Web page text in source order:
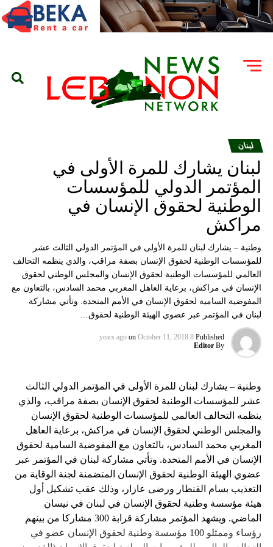
لبنان
لبنان يشارك للمرة الأولى في
المؤتمر الدولي للمؤسسات
الوطنية لحقوق الإنسان في
مراكش
وطنية – يشارك لبنان للمرة الأولى في المؤتمر الدولي الثالث عشر
للمؤسسات الوطنية لحقوق الإنسان بصفة مراقب، والذي ينظمه التحالف
العالمي للمؤسسات الوطنية لحقوق الإنسان والمجلس الوطني لحقوق
الإنسان في مراكش، برعاية العاهل المغربي محمد السادس، بالتعاون مع
المفوضية السامية لحقوق الإنسان في الأمم المتحدة. وتأتي مشاركة
لبنان في المؤتمر عبر عضوي الهيئة الوطنية لحقوق…
Published
8 years ago
on October 11, 2018
By
Editor
وطنية – يشارك لبنان للمرة الأولى في المؤتمر الدولي الثالث
عشر للمؤسسات الوطنية لحقوق الإنسان بصفة مراقب، والذي
ينظمه التحالف العالمي للمؤسسات الوطنية لحقوق الإنسان
والمجلس الوطني لحقوق الإنسان في مراكش، برعاية العاهل
المغربي محمد السادس، بالتعاون مع المفوضية السامية لحقوق
الإنسان في الأمم المتحدة. وتأتي مشاركة لبنان في المؤتمر عبر
عضوي الهيئة الوطنية لحقوق الإنسان المتضمنة لجنة الوقاية من
التعذيب بسام القنطار ورضى عازار، وذلك عقب تشكيل أول
هيئة مؤسسة وطنية لحقوق الإنسان في لبنان في نيسان
الماضي. ويشهد المؤتمر مشاركة قرابة 300 مشاركا من بينهم
رؤساء وممثلو 100 مؤسسة وطنية لحقوق الإنسان عضو في